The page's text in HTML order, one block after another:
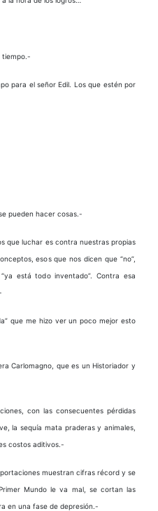
tiempo.-
para el señor Edil. Los que estén por
pueden hacer cosas.-
que luchar es contra nuestras propias
esos que nos dicen que “no”,
está todo inventado”. Contra esa
que me hizo ver un poco mejor esto
Carlomagno, que es un Historiador y
con las consecuentes pérdidas
la sequía mata praderas y animales,
costos aditivos.-
muestran cifras récord y se
Mundo le va mal, se cortan las
en una fase de depresión.-